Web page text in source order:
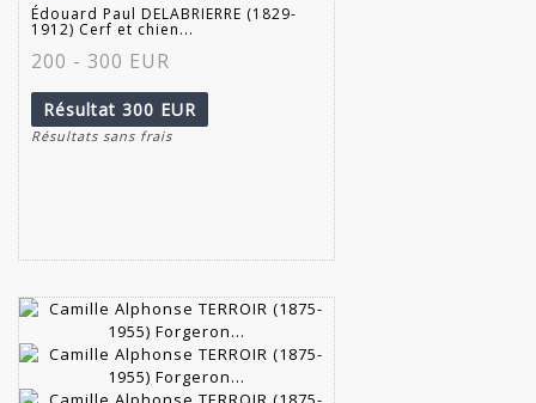
Édouard Paul DELABRIERRE (1829-
1912) Cerf et chien...
200 - 300 EUR
Résultat 300 EUR
Résultats sans frais